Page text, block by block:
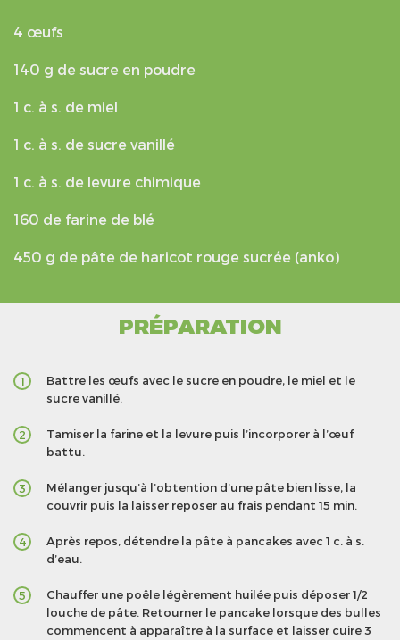
4 œufs
140 g de sucre en poudre
1 c. à s. de miel
1 c. à s. de sucre vanillé
1 c. à s. de levure chimique
160 de farine de blé
450 g de pâte de haricot rouge sucrée (anko)
PRÉPARATION
1
Battre les œufs avec le sucre en poudre, le miel et le
sucre vanillé.
2
Tamiser la farine et la levure puis l’incorporer à l’œuf
battu.
3
Mélanger jusqu’à l’obtention d’une pâte bien lisse, la
couvrir puis la laisser reposer au frais pendant 15 min.
4
Après repos, détendre la pâte à pancakes avec 1 c. à s.
d’eau.
5
Chauffer une poêle légèrement huilée puis déposer 1/2
louche de pâte. Retourner le pancake lorsque des bulles
commencent à apparaître à la surface et laisser cuire 3